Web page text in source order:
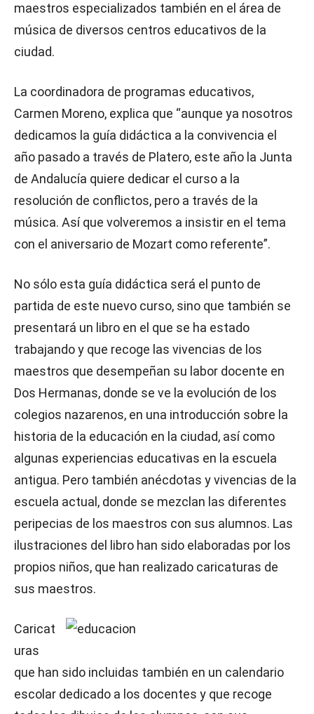
maestros especializados también en el área de
música de diversos centros educativos de la
ciudad.
La coordinadora de programas educativos,
Carmen Moreno, explica que “aunque ya nosotros
dedicamos la guía didáctica a la convivencia el
año pasado a través de Platero, este año la Junta
de Andalucía quiere dedicar el curso a la
resolución de conflictos, pero a través de la
música. Así que volveremos a insistir en el tema
con el aniversario de Mozart como referente”.
No sólo esta guía didáctica será el punto de
partida de este nuevo curso, sino que también se
presentará un libro en el que se ha estado
trabajando y que recoge las vivencias de los
maestros que desempeñan su labor docente en
Dos Hermanas, donde se ve la evolución de los
colegios nazarenos, en una introducción sobre la
historia de la educación en la ciudad, así como
algunas experiencias educativas en la escuela
antigua. Pero también anécdotas y vivencias de la
escuela actual, donde se mezclan las diferentes
peripecias de los maestros con sus alumnos. Las
ilustraciones del libro han sido elaboradas por los
propios niños, que han realizado caricaturas de
sus maestros.
Caricat
uras
que han sido incluidas también en un calendario
escolar dedicado a los docentes y que recoge